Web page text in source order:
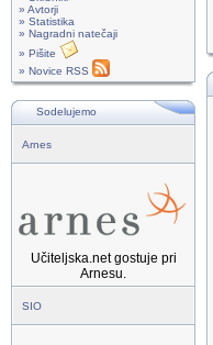
» Avtorji
» Statistika
» Nagradni natečaji
» Pišite
» Novice RSS
Sodelujemo
Arnes
Učiteljska.net gostuje pri
Arnesu.
SIO